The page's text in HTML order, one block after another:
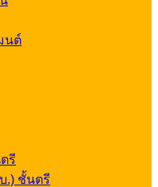
นต์
รี
.) ชั้นตรี